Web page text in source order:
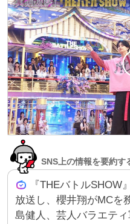
SNS上の情報を要約
『THEバトルSHOW
放送し、櫻井翔がMCを
島健人、芸人バラエテ